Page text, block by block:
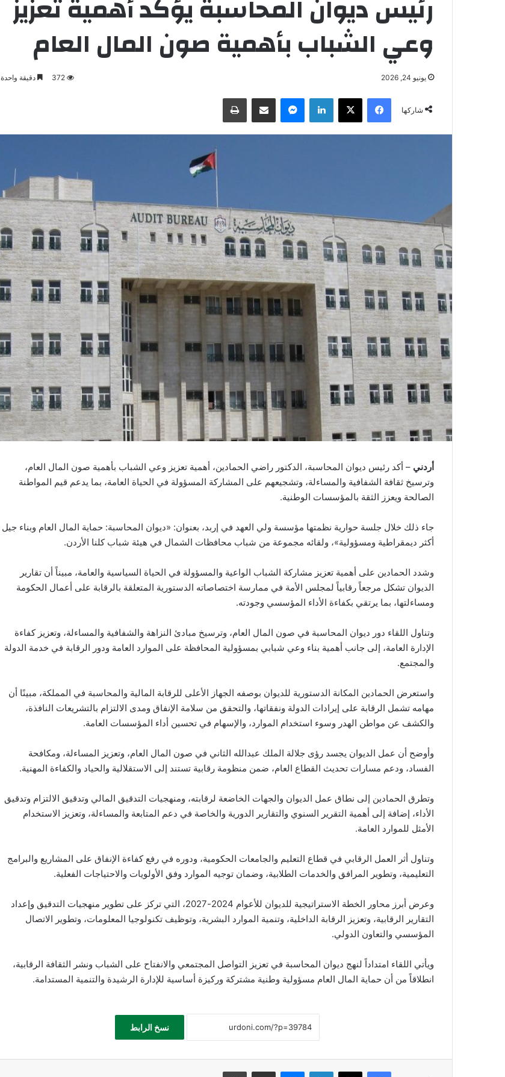
رئيس ديوان المحاسبة يؤكد أهمية تعزيز
وعي الشباب بأهمية صون المال العام
يونيو 24, 2026 372 دقيقة واحدة
شاركها
فيسبوك لينكدإن
أردني – أكد رئيس ديوان المحاسبة، الدكتور راضي الحمادين، أهمية تعزيز وعي الشباب بأهمية صون المال العام،
وترسيخ ثقافة الشفافية والمساءلة، وتشجيعهم على المشاركة المسؤولة في الحياة العامة، بما يدعم قيم المواطنة
الصالحة ويعزز الثقة بالمؤسسات الوطنية.
جاء ذلك خلال جلسة حوارية نظمتها مؤسسة ولي العهد في إربد، بعنوان: «ديوان المحاسبة: حماية المال العام وبناء جيل
أكثر ديمقراطية ومسؤولية»، ولقائه مجموعة من شباب محافظات الشمال في هيئة شباب كلنا الأردن.
وشدد الحمادين على أهمية تعزيز مشاركة الشباب الواعية والمسؤولة في الحياة السياسية والعامة، مبيناً أن تقارير
الديوان تشكل مرجعاً رقابياً لمجلس الأمة في ممارسة اختصاصاته الدستورية المتعلقة بالرقابة على أعمال الحكومة
ومساءلتها، بما يرتقي بكفاءة الأداء المؤسسي وجودته.
وتناول اللقاء دور ديوان المحاسبة في صون المال العام، وترسيخ مبادئ النزاهة والشفافية والمساءلة، وتعزيز كفاءة
الإدارة العامة، إلى جانب أهمية بناء وعي شبابي بمسؤولية المحافظة على الموارد العامة ودور الرقابة في خدمة الدولة
والمجتمع.
واستعرض الحمادين المكانة الدستورية للديوان بوصفه الجهاز الأعلى للرقابة المالية والمحاسبة في المملكة، مبينًا أن
مهامه تشمل الرقابة على إيرادات الدولة ونفقاتها، والتحقق من سلامة الإنفاق ومدى الالتزام بالتشريعات النافذة،
والكشف عن مواطن الهدر وسوء استخدام الموارد، والإسهام في تحسين أداء المؤسسات العامة.
وأوضح أن عمل الديوان يجسد رؤى جلالة الملك عبدالله الثاني في صون المال العام، وتعزيز المساءلة، ومكافحة
الفساد، ودعم مسارات تحديث القطاع العام، ضمن منظومة رقابية تستند إلى الاستقلالية والحياد والكفاءة المهنية.
وتطرق الحمادين إلى نطاق عمل الديوان والجهات الخاضعة لرقابته، ومنهجيات التدقيق المالي وتدقيق الالتزام وتدقيق
الأداء، إضافة إلى أهمية التقرير السنوي والتقارير الدورية والخاصة في دعم المتابعة والمساءلة، وتعزيز الاستخدام
الأمثل للموارد العامة.
وتناول أثر العمل الرقابي في قطاع التعليم والجامعات الحكومية، ودوره في رفع كفاءة الإنفاق على المشاريع والبرامج
التعليمية، وتطوير المرافق والخدمات الطلابية، وضمان توجيه الموارد وفق الأولويات والاحتياجات الفعلية.
وعرض أبرز محاور الخطة الاستراتيجية للديوان للأعوام 2024-2027، التي تركز على تطوير منهجيات التدقيق وإعداد
التقارير الرقابية، وتعزيز الرقابة الداخلية، وتنمية الموارد البشرية، وتوظيف تكنولوجيا المعلومات، وتطوير الاتصال
المؤسسي والتعاون الدولي.
ويأتي اللقاء امتداداً لنهج ديوان المحاسبة في تعزيز التواصل المجتمعي والانفتاح على الشباب ونشر الثقافة الرقابية،
انطلاقاً من أن حماية المال العام مسؤولية وطنية مشتركة وركيزة أساسية للإدارة الرشيدة والتنمية المستدامة.
نسخ الرابط
فيسبوك لينكدإن